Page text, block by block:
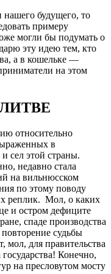
нашего будущего, то
примеру
могли бы подумать о
эту идею тем, кто
а в кошельке —
на этом
относительно
в
сел этой страны.
недавно стала
на вильнюсском
по этому поводу
реплик. Мол, о каких
и остром дефиците
спаде производства
судьбы
мол, для правительства
Конечно,
на пресловутом мосту